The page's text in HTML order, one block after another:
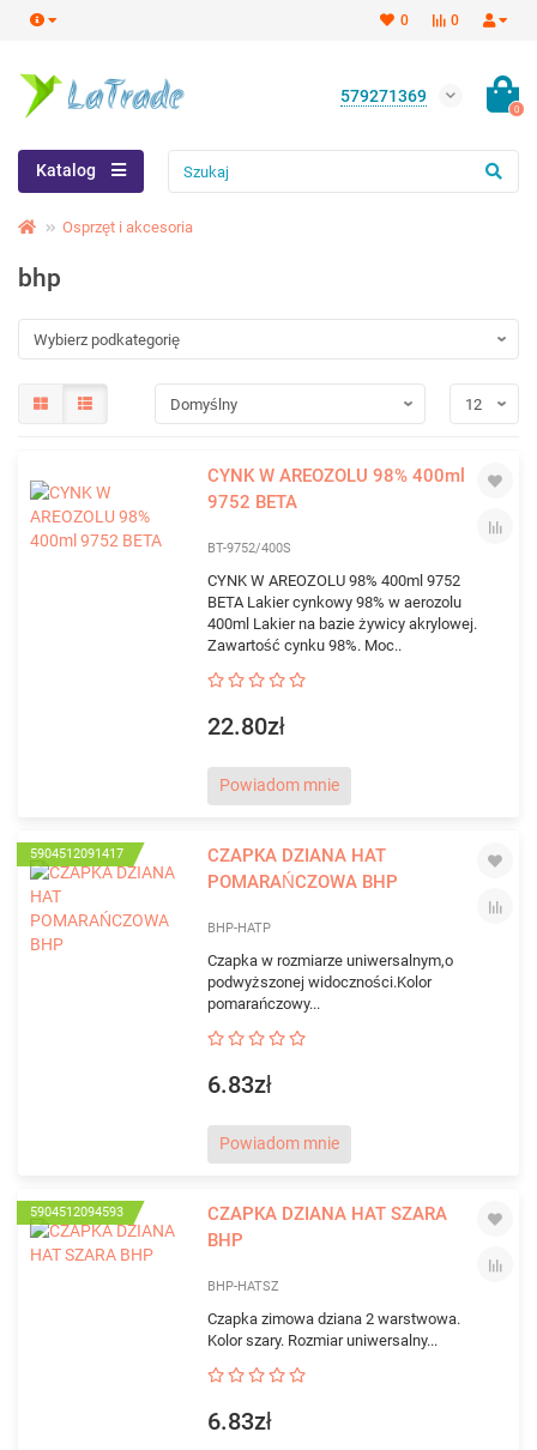
0
0
579271369
0
Katalog
Osprzęt i akcesoria
bhp
CYNK W AREOZOLU 98% 400ml
9752 BETA
BT-9752/400S
CYNK W AREOZOLU 98% 400ml 9752
BETA Lakier cynkowy 98% w aerozolu
400ml Lakier na bazie żywicy akrylowej.
Zawartość cynku 98%. Moc..
22.80zł
Powiadom mnie
5904512091417
CZAPKA DZIANA HAT
POMARAŃCZOWA BHP
BHP-HATP
Czapka w rozmiarze uniwersalnym,o
podwyższonej widoczności.Kolor
pomarańczowy...
6.83zł
Powiadom mnie
5904512094593
CZAPKA DZIANA HAT SZARA
BHP
BHP-HATSZ
Czapka zimowa dziana 2 warstwowa.
Kolor szary. Rozmiar uniwersalny...
6.83zł